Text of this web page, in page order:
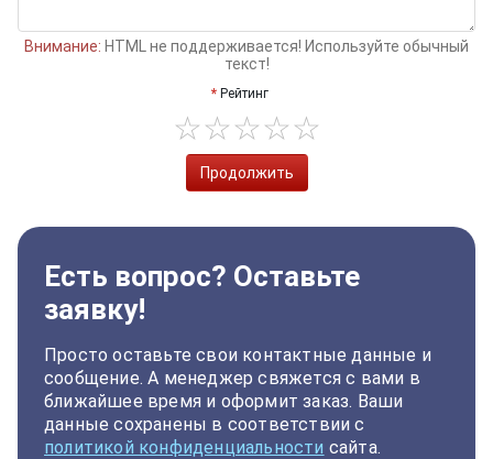
Внимание: HTML не поддерживается! Используйте обычный
текст!
Рейтинг
Продолжить
Есть вопрос? Оставьте
заявку!
Просто оставьте свои контактные данные и
сообщение. А менеджер свяжется с вами в
ближайшее время и оформит заказ. Ваши
данные сохранены в соответствии с
политикой конфиденциальности сайта.